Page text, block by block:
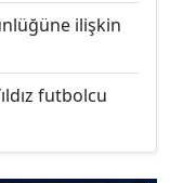
ilişkin
futbolcu